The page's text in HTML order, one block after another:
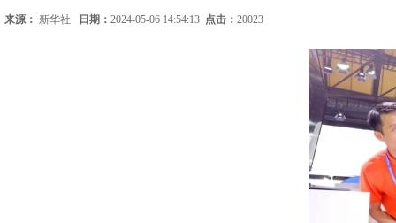
来源： 新华社 日期： 2024-05-06 14:54:13 点击： 20023